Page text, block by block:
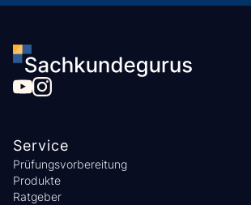
Service
Prüfungsvorbereitung
Produkte
Ratgeber